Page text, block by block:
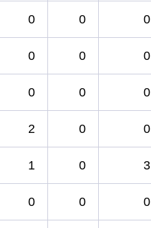
0 0 0
0 0 0
0 0 0
2 0 0
1 0 3
0 0 0